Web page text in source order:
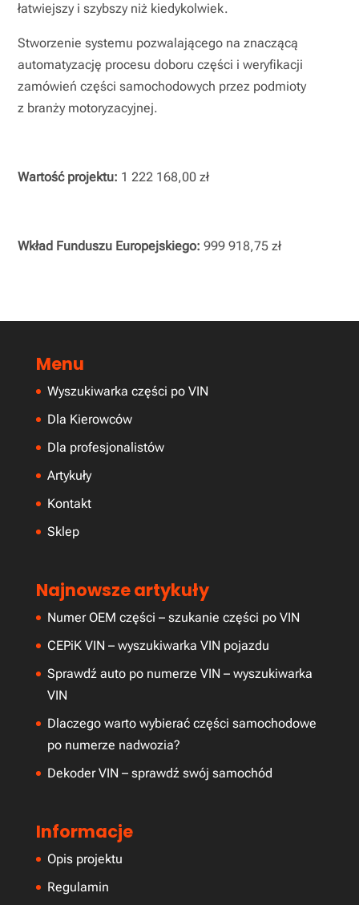
łatwiejszy i szybszy niż kiedykolwiek.
Stworzenie systemu pozwalającego na znaczącą
automatyzację procesu doboru części i weryfikacji
zamówień części samochodowych przez podmioty
z branży motoryzacyjnej.
Wartość projektu: 1 222 168,00 zł
Wkład Funduszu Europejskiego:999 918,75 zł
Menu
Wyszukiwarka części po VIN
Dla Kierowców
Dla profesjonalistów
Artykuły
Kontakt
Sklep
Najnowsze artykuły
Numer OEM części – szukanie części po VIN
CEPiK VIN – wyszukiwarka VIN pojazdu
Sprawdź auto po numerze VIN – wyszukiwarka
VIN
Dlaczego warto wybierać części samochodowe
po numerze nadwozia?
Dekoder VIN – sprawdź swój samochód
Informacje
Opis projektu
Regulamin